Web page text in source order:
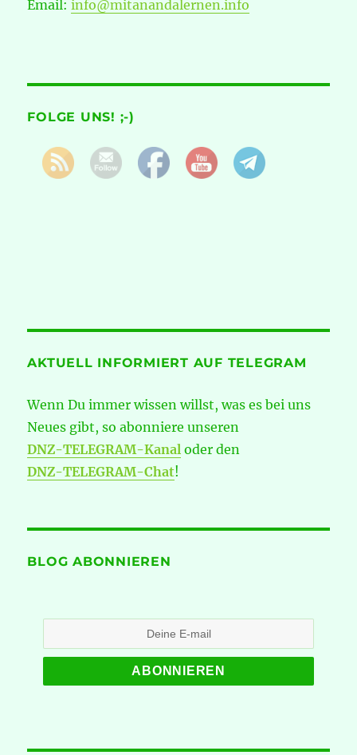
Email:info@mitanandalernen.info
FOLGE UNS! ;-)
AKTUELL INFORMIERT AUF TELEGRAM
Wenn Du immer wissen willst, was es bei uns
Neues gibt, so abonniere unseren
DNZ-TELEGRAM-Kanal oder den
DNZ-TELEGRAM-Chat!
BLOG ABONNIEREN